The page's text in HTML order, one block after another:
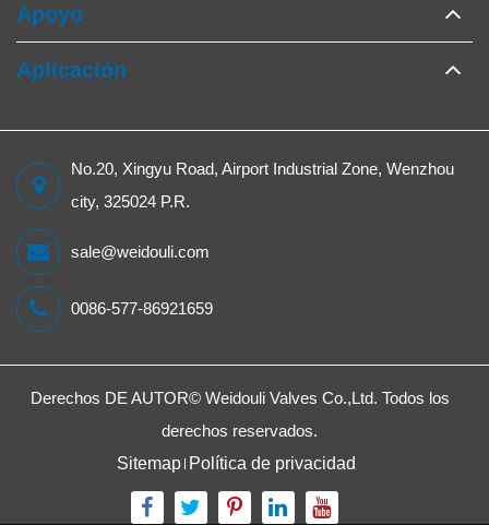
Apoyo
Aplicación
No.20, Xingyu Road, Airport Industrial Zone, Wenzhou
city, 325024 P.R.
sale@weidouli.com
0086-577-86921659
Derechos DE AUTOR© Weidouli Valves Co.,Ltd. Todos los
derechos reservados.
Sitemap Política de privacidad